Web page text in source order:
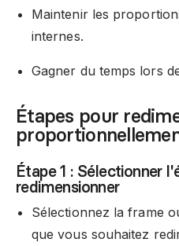
Maintenir les
internes.
Gagner du temps lors
Étapes pour
Étape 1 : Sélectionner
redimensionner
Sélectionnez la frame
que vous souhaitez